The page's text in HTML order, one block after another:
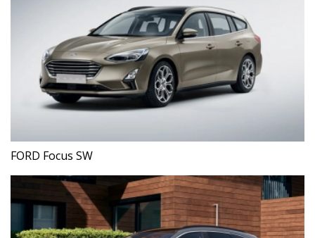
FORD Focus SW